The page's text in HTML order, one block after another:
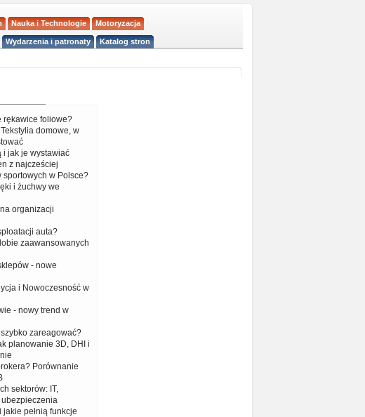
Nauka i Technologie Motoryzacja
Wydarzenia i patronaty Katalog stron
rękawice foliowe?
domowe, w
i jak je wystawiać
z najcześciej
w Polsce?
i żuchwy we
organizacji
auta?
zaawansowanych
- nowe
i Nowoczesność w
- nowy trend w
zareagować?
planowanie 3D, DHI i
Porównanie
sektorów: IT,
jakie pełnią funkcje